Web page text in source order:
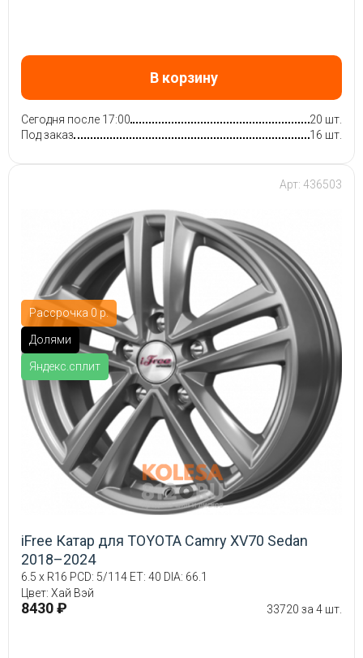
В корзину
Сегодня после 17:00
20 шт.
Под заказ
16 шт.
Рассрочка 0 р.
Долями
Яндекс.сплит
Арт: 436503
iFree Катар для TOYOTA Camry XV70 Sedan
2018–2024
6.5 x R16 PCD: 5/114 ET: 40 DIA: 66.1
Цвет: Хай Вэй
8430 ₽ 33720 за 4 шт.